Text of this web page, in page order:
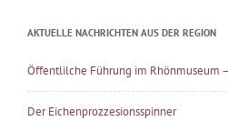
AKTUELLE NACHRICHTEN AUS DER REGION
Öffentlilche Führung im Rhönmuseum
Der Eichenprozzesionsspinner